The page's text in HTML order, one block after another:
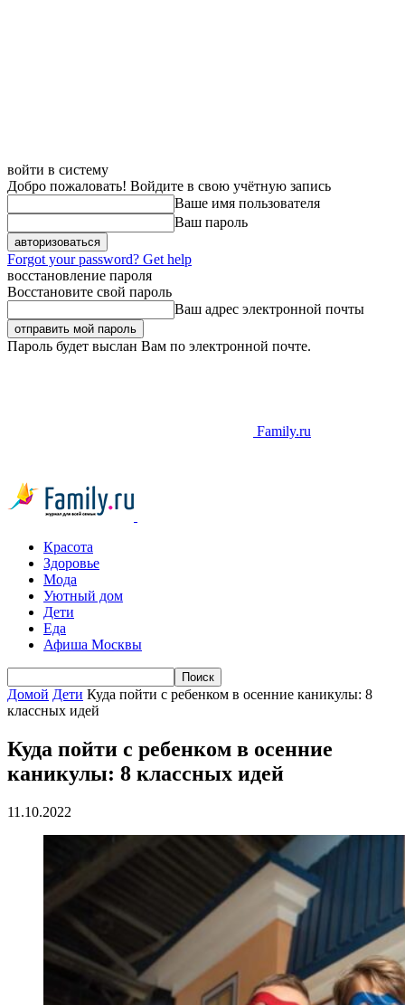
войти в систему
Добро пожаловать! Войдите в свою учётную запись
Ваше имя пользователя
Ваш пароль
Forgot your password? Get help
восстановление пароля
Восстановите свой пароль
Ваш адрес электронной почты
Пароль будет выслан Вам по электронной почте.
Family.ru
Красота
Здоровье
Мода
Уютный дом
Дети
Еда
Афиша Москвы
Домой Дети Куда пойти с ребенком в осенние каникулы: 8
классных идей
Куда пойти с ребенком в осенние
каникулы: 8 классных идей
11.10.2022